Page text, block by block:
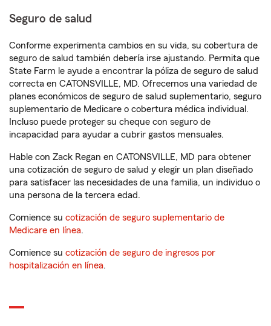
Seguro de salud
Conforme experimenta cambios en su vida, su cobertura de
seguro de salud también debería irse ajustando. Permita que
State Farm le ayude a encontrar la póliza de seguro de salud
correcta en CATONSVILLE, MD. Ofrecemos una variedad de
planes económicos de seguro de salud suplementario, seguro
suplementario de Medicare o cobertura médica individual.
Incluso puede proteger su cheque con seguro de
incapacidad para ayudar a cubrir gastos mensuales.
Hable con Zack Regan en CATONSVILLE, MD para obtener
una cotización de seguro de salud y elegir un plan diseñado
para satisfacer las necesidades de una familia, un individuo o
una persona de la tercera edad.
Comience su cotización de seguro suplementario de
Medicare en línea.
Comience su cotización de seguro de ingresos por
hospitalización en línea.